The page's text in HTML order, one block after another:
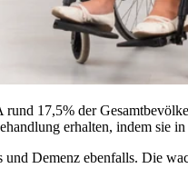
17,5% der
erhalten, indem sie
Demenz ebenfalls. Die